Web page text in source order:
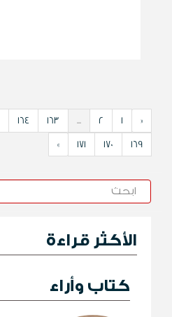
«
1
2
...
163
164
169
170
171
»
الأكثر قراءة
كتاب وأراء